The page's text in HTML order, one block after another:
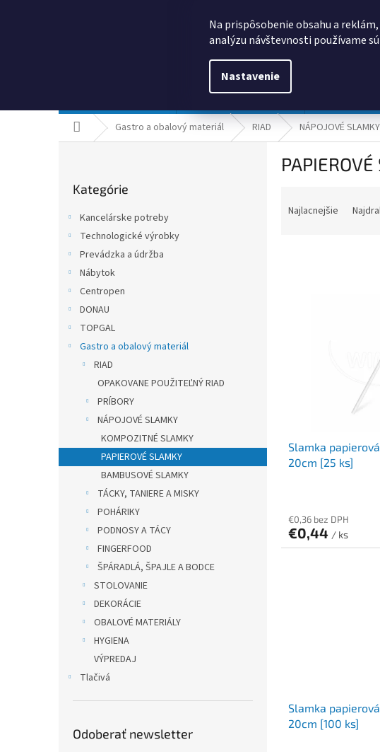
Na prispôsobenie obsahu a
analýzu návštevnosti používame
Nastavenie
Domov Gastro a obalový materiál RIAD NÁPOJOVÉ SLAMKY
kategórie
Kategórie
Kancelárske potreby
Technologické výrobky
Prevádzka a údržba
Nábytok
Centropen
DONAU
TOPGAL
Gastro a obalový materiál
RIAD
OPAKOVANE POUŽITEĽNÝ RIAD
PRÍBORY
NÁPOJOVÉ SLAMKY
KOMPOZITNÉ SLAMKY
PAPIEROVÉ SLAMKY
BAMBUSOVÉ SLAMKY
TÁCKY, TANIERE A MISKY
POHÁRIKY
PODNOSY A TÁCY
FINGERFOOD
ŠPÁRADLÁ, ŠPAJLE A BODCE
STOLOVANIE
DEKORÁCIE
OBALOVÉ MATERIÁLY
HYGIENA
VÝPREDAJ
Tlačivá
Odoberať newsletter
Najlacnejšie
Slamka
20cm [25 ks]
€0,36 bez DPH
€0,44 / ks
Slamka
20cm [100 ks]